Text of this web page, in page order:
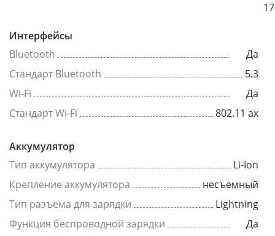
Интерфейсы
Bluetooth
Да
Стандарт Bluetooth
5.3
Wi-Fi
Да
Стандарт Wi-Fi
802.11 ax
Аккумулятор
Тип аккумулятора
Li-Ion
Крепление аккумулятора
несъемный
Тип разъема для зарядки
Lightning
Функция беспроводной зарядки
Да